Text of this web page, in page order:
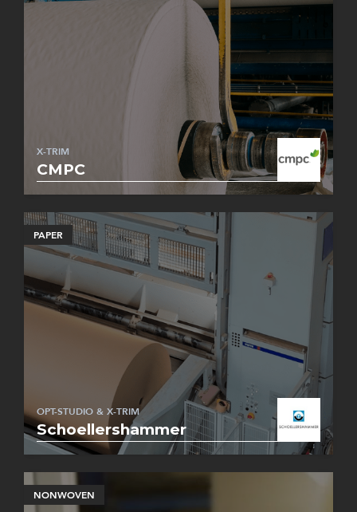
X-TRIM
CMPC
PAPER
OPT-STUDIO & X-TRIM
Schoellershammer
NONWOVEN